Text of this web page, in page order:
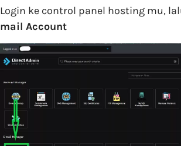
Login ke control panel hosting mu,
mail Account